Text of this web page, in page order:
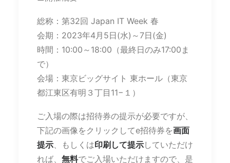
総称：第32回 Japan IT Week 春
会期：2023年4月5日(水)～7日(金)
時間：10:00～18:00（最終日のみ17:00ま
で）
会場：東京ビッグサイト 東ホール（東京
都江東区有明３丁目11−１）
ご入場の際は招待券の提示が必要ですが、
下記の画像をクリックしてe招待券を画面
提示、もしくは印刷して提示していただけ
れば、 無料でご入場いただけますので、是